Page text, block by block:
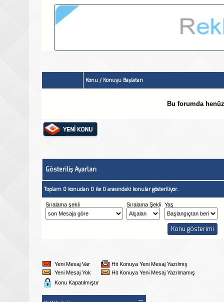
Konu / Konuyu Başlatan
Bu forumda
Gösteriliş Ayarları
Toplam 0 konudan 0 ile 0 arasındaki konular gösteriliyor.
Sıralama şekli Sıralama Şekli Yaş
Yeni Mesaj Var
Hit Konuya Yeni Mesaj Yazılmış
Yeni Mesaj Yok
Hit Konuya Yeni Mesaj Yazılmamış
Konu Kapatılmıştır